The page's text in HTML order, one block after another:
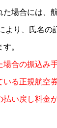
場合には、
より、氏名
。
合の振込み
る正規航空
い戻し料金